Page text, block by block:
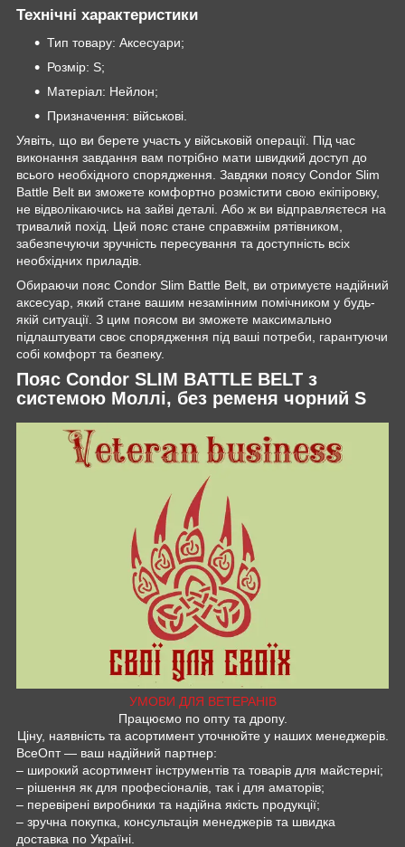
Технічні характеристики
Тип товару: Аксесуари;
Розмір: S;
Матеріал: Нейлон;
Призначення: військові.
Уявіть, що ви берете участь у військовій операції. Під час
виконання завдання вам потрібно мати швидкий доступ до
всього необхідного спорядження. Завдяки поясу Condor Slim
Battle Belt ви зможете комфортно розмістити свою екіпіровку,
не відволікаючись на зайві деталі. Або ж ви відправляєтеся на
тривалий похід. Цей пояс стане справжнім рятівником,
забезпечуючи зручність пересування та доступність всіх
необхідних приладів.
Обираючи пояс Condor Slim Battle Belt, ви отримуєте надійний
аксесуар, який стане вашим незамінним помічником у будь-
якій ситуації. З цим поясом ви зможете максимально
підлаштувати своє спорядження під ваші потреби, гарантуючи
собі комфорт та безпеку.
Пояс Condor SLIM BATTLE BELT з
системою Моллі, без ременя чорний S
УМОВИ ДЛЯ ВЕТЕРАНІВ
Працюємо по опту та дропу.
Ціну, наявність та асортимент уточнюйте у наших менеджерів.
ВсеОпт — ваш надійний партнер:
– широкий асортимент інструментів та товарів для майстерні;
– рішення як для професіоналів, так і для аматорів;
– перевірені виробники та надійна якість продукції;
– зручна покупка, консультація менеджерів та швидка
доставка по Україні.